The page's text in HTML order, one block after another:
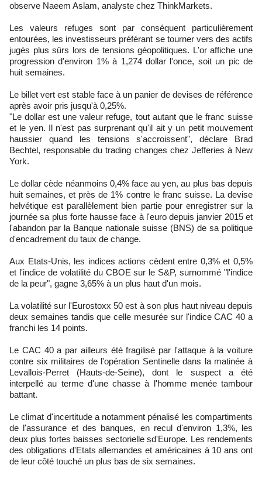
observe Naeem Aslam, analyste chez ThinkMarkets.
Les valeurs refuges sont par conséquent particulièrement
entourées, les investisseurs préférant se tourner vers des actifs
jugés plus sûrs lors de tensions géopolitiques. L'or affiche une
progression d'environ 1% à 1,274 dollar l'once, soit un pic de
huit semaines.
Le billet vert est stable face à un panier de devises de référence
après avoir pris jusqu'à 0,25%.
"Le dollar est une valeur refuge, tout autant que le franc suisse
et le yen. Il n'est pas surprenant qu'il ait y un petit mouvement
haussier quand les tensions s'accroissent", déclare Brad
Bechtel, responsable du trading changes chez Jefferies à New
York.
Le dollar cède néanmoins 0,4% face au yen, au plus bas depuis
huit semaines, et près de 1% contre le franc suisse. La devise
helvétique est parallèlement bien partie pour enregistrer sur la
journée sa plus forte hausse face à l'euro depuis janvier 2015 et
l'abandon par la Banque nationale suisse (BNS) de sa politique
d'encadrement du taux de change.
Aux Etats-Unis, les indices actions cèdent entre 0,3% et 0,5%
et l'indice de volatilité du CBOE sur le S&P, surnommé "l'indice
de la peur", gagne 3,65% à un plus haut d'un mois.
La volatilité sur l'Eurostoxx 50 est à son plus haut niveau depuis
deux semaines tandis que celle mesurée sur l'indice CAC 40 a
franchi les 14 points.
Le CAC 40 a par ailleurs été fragilisé par l'attaque à la voiture
contre six militaires de l'opération Sentinelle dans la matinée à
Levallois-Perret (Hauts-de-Seine), dont le suspect a été
interpellé au terme d'une chasse à l'homme menée tambour
battant.
Le climat d'incertitude a notamment pénalisé les compartiments
de l'assurance et des banques, en recul d'environ 1,3%, les
deux plus fortes baisses sectorielle sd'Europe. Les rendements
des obligations d'Etats allemandes et américaines à 10 ans ont
de leur côté touché un plus bas de six semaines.